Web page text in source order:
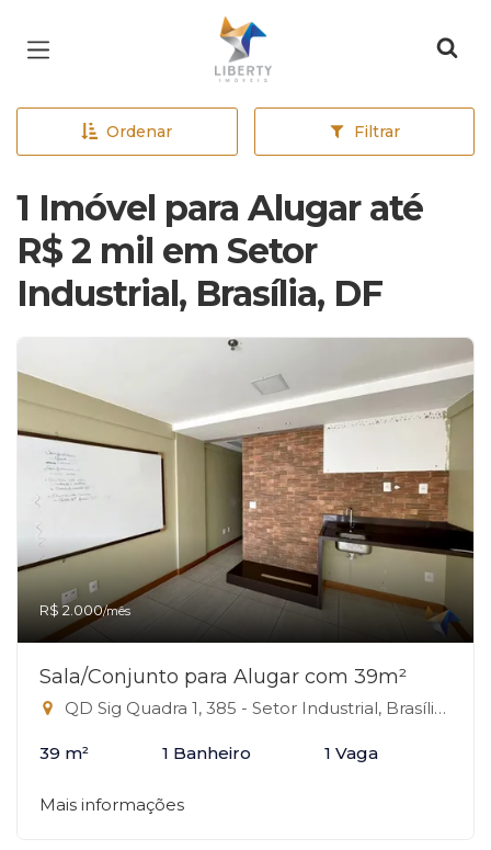
Página inicial
Ordenar Filtrar
1 Imóvel para Alugar até
R$ 2 mil em Setor
Industrial, Brasília, DF
R$ 2.000/mês
Sala/Conjunto para Alugar com 39m²
QD Sig Quadra 1, 385 - Setor Industrial, Brasília-DF
39 m² 1 Banheiro 1 Vaga
Mais informações